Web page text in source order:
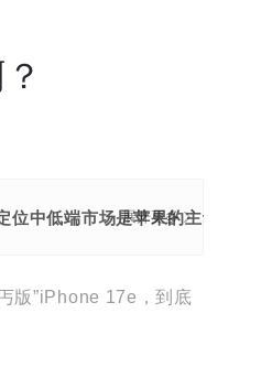
中低端市场是苹果的主动策略
展开更多
版”iPhone 17e，到底